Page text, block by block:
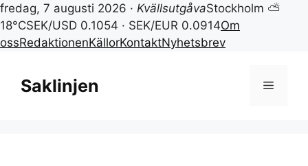
fredag, 7 augusti 2026 · KvällsutgåvaStockholm ⛅
18°CSEK/USD 0.1054 · SEK/EUR 0.0914Om
ossRedaktionenKällorKontaktNyhetsbrev
innehållSaklinjen Meny